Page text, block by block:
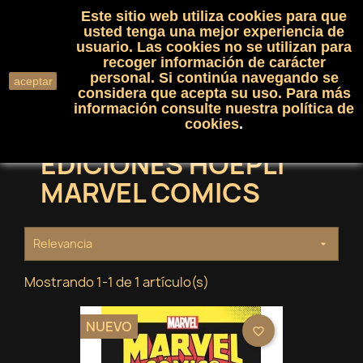
shopping_cart(0)

search
EDICIONES HOEPLI
MARVEL COMICS
Relevancia 
Mostrando 1-1 de 1 artículo(s)
NUEVO favorite_border
aceptar
Este sitio web utiliza cookies para que
usted tenga una mejor experiencia de
usuario. Las cookies no se utilizan para
recoger información de carácter
personal. Si continúa navegando se
considera que acepta su uso. Para más
información consulte nuestra política de
cookies.